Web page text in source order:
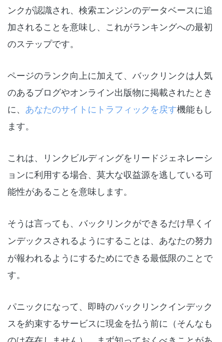
ンクが認識され、検索エンジンのデータベースに追
加されることを意味し、これがランキングへの最初
のステップです。
ページのランク向上に加えて、バックリンクは人気
のあるブログやオンライン出版物に掲載されたとき
に、 あなたのサイトにトラフィックを戻す機能もし
ます。
これは、リンクビルディングをリードジェネレーシ
ョンに利用する場合、莫大な収益源を逃している可
能性があることを意味します。
そうは言っても、 バックリンクができるだけ早くイ
ンデックスされるようにすることは、あなたの努力
が報われるようにするためにできる最低限のことで
す。
パニックになって、即時のバックリンクインデック
スを約束するサービスに現金を払う前に（そんなも